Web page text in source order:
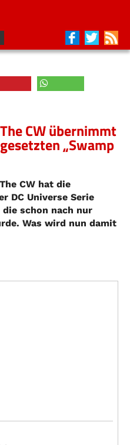
CW übernimmt
„Swamp
CW hat die
DC Universe Serie
schon nach nur
Was wird nun damit